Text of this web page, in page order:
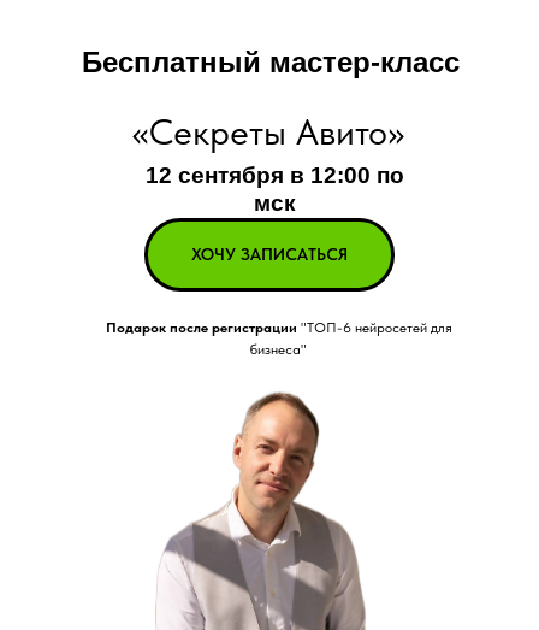
12 сентября в 12:00 по
мск
Бесплатный мастер-класс
ХОЧУ ЗАПИСАТЬСЯ
Подарок после регистрации "ТОП-6 нейросетей для
бизнеса"
«Секреты Авито»